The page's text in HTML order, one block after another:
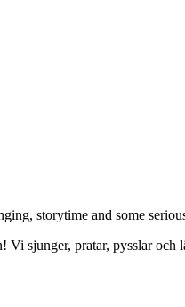
storytime and some
sjunger, pratar, pysslar och